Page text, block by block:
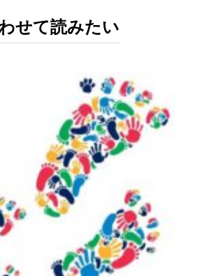
せて読みたい